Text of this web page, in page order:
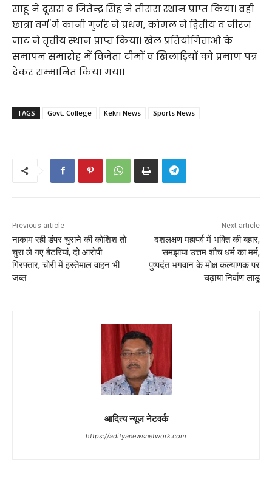
साहू ने दूसरा व जितेन्द्र सिंह ने तीसरा स्थान प्राप्त किया। वहीं
छात्रा वर्ग में कानी गुर्जर ने प्रथम, कोमल ने द्वितीय व नीरज
जाट ने तृतीय स्थान प्राप्त किया। खेल प्रतियोगिताओं के
समापन समारोह में विजेता टीमों व खिलाड़ियों को प्रमाण पत्र
देकर सम्मानित किया गया।
TAGS Govt. College Kekri News Sports News
Previous article
नाकाम रही डंपर चुराने की कोशिश तो
चुरा ले गए बैटरियां, दो आरोपी
गिरफ्तार, चोरी में इस्तेमाल वाहन भी
जब्त
Next article
दशलक्षण महापर्व में भक्ति की बहार,
समझाया उत्तम शौच धर्म का मर्म,
पुष्पदंत भगवान के मोक्ष कल्याणक पर
चढ़ाया निर्वाण लाडू
आदित्य न्यूज नेटवर्क
https://adityanewsnetwork.com